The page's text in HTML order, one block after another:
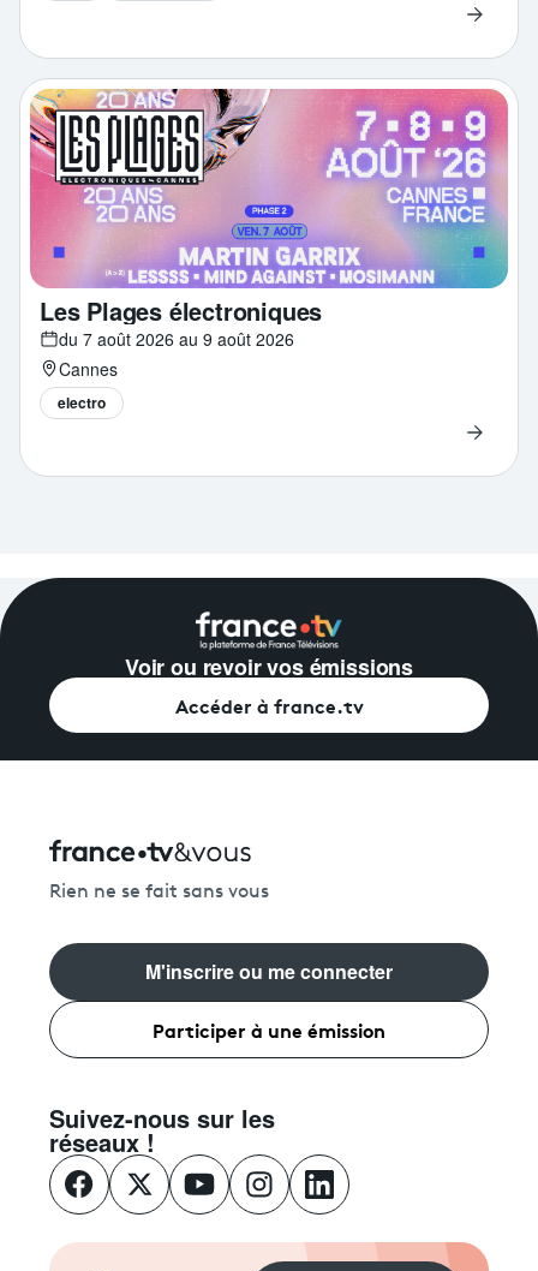
Les Plages électroniques
du 7 août 2026 au 9 août 2026
Cannes
electro
Voir ou revoir vos émissions
Accéder à france.tv
Rien ne se fait sans vous
M'inscrire ou me connecter
Participer à une émission
Suivez-nous sur les
réseaux !